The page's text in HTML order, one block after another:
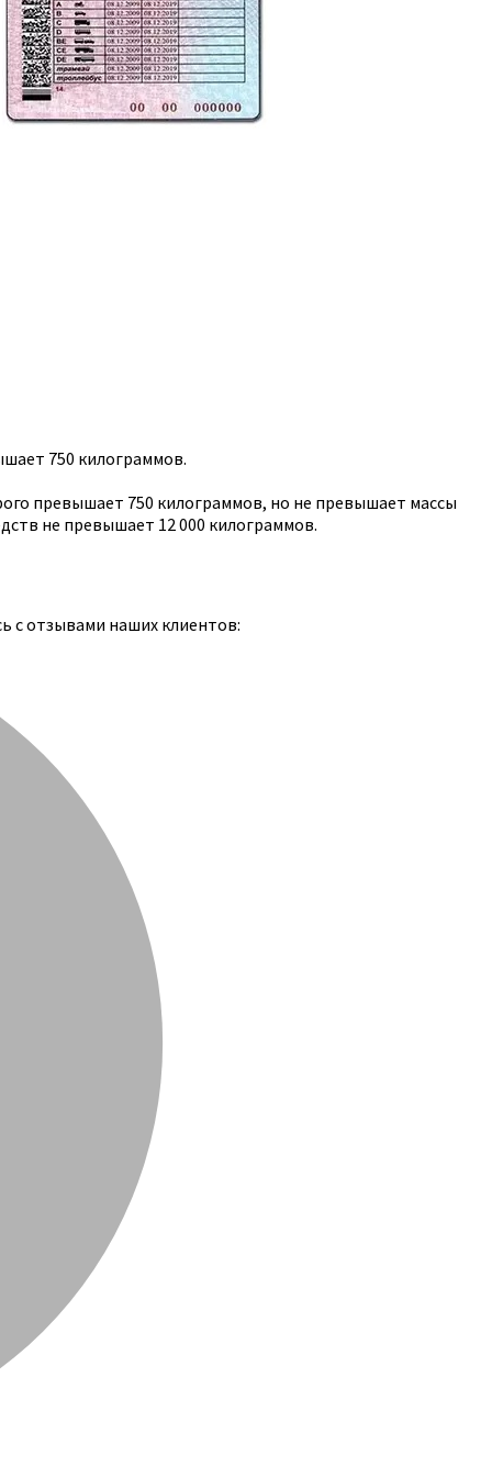
750 килограммов.
превышает 750 килограммов, но не превышает массы
не превышает 12 000 килограммов.
с отзывами наших клиентов: